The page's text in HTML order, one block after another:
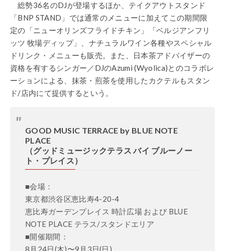
総勢36名のDJが登場するほか、テイクアウトスタンド
「BNP STAND」では通常のメニューに加えてこの期間限
定の「ニューオリンズフライドチキン」「ベルジアンフリ
ッツ 牧場ディップ」、ナチュラルワイン各種やスペシャル
ドリンク・メニューも販売。また、日本茶アドバイザーの
資格を有するシンガー／DJのAzumi (Wyolica)とのコラボレ
ーションによる、抹茶・煎茶を使用したカクテルもスタン
ド/店内にて提供するという。
GOOD MUSIC TERRACE by BLUE NOTE
PLACE
（グッドミュージックテラス バイ ブルーノー
ト・プレイス）
■会場：
東京都渋谷区恵比寿4-20-4
恵比寿ガーデンプレイス 時計広場 および BLUE
NOTE PLACE テラス/スタンドエリア
■開催期間：
8月24日(木)〜9月3日(日)